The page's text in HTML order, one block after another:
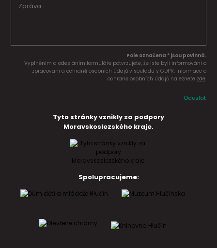
Pole označena * jsou povinná.
Vyplněním a odesláním formuláře potvrzujete, že jste byli informováni o
zpracování a ochraně osobních údajů v souladu s GDPR. Informace o
ochraně osobních údajů naleznete zde.
Odeslat
Tyto stránky vznikly za podpory
Moravskoslezského kraje.
Spolupracujeme: